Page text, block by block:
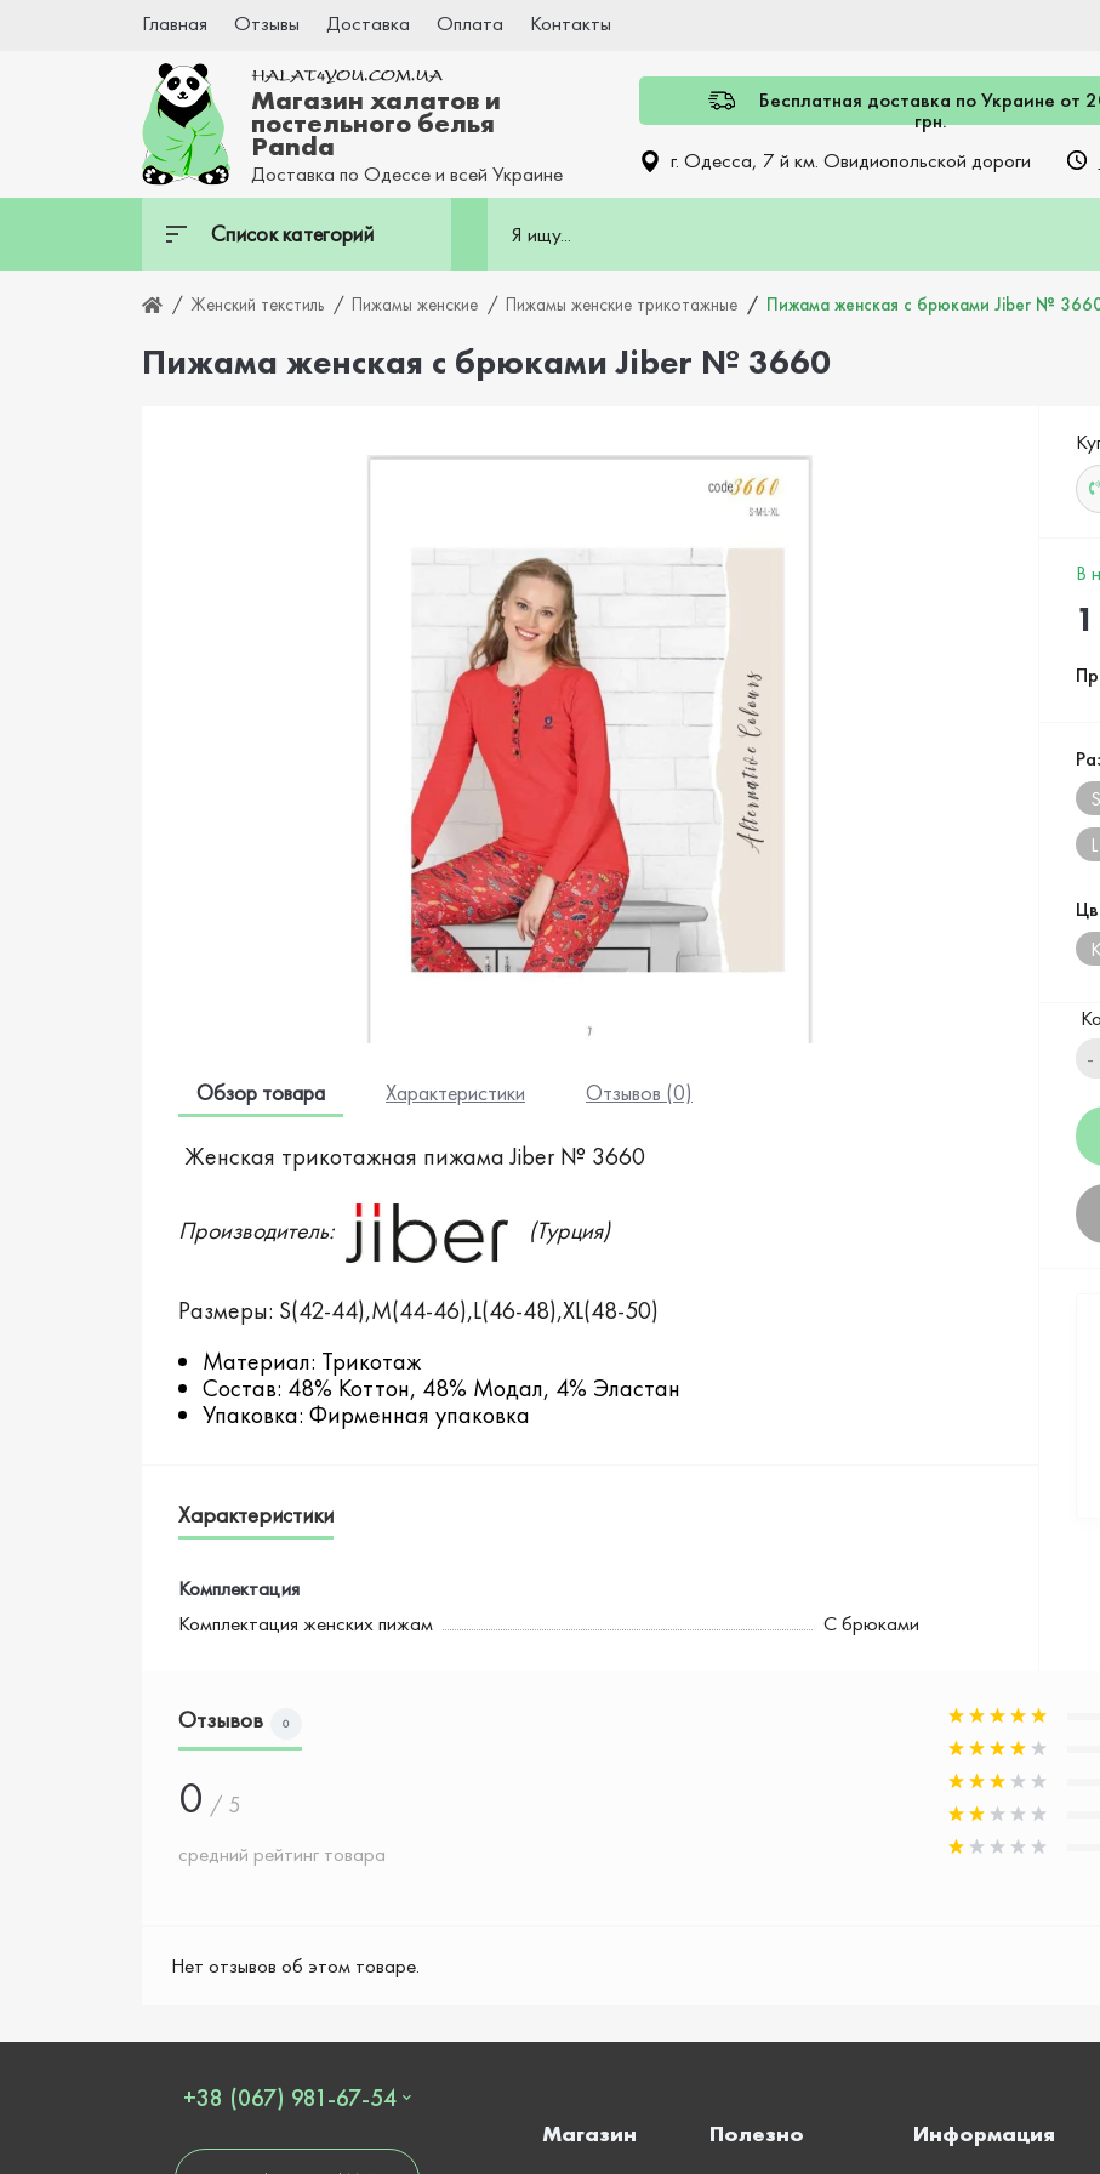
Главная Отзывы Доставка Оплата Контакты
Магазин халатов и
постельного белья
Panda
Доставка по Одессе и всей Украине
Бесплатная доставка по Украине от
грн.
г. Одесса, 7 й км. Овидиопольской дороги
Список категорий
Женский текстиль Пижамы женские Пижамы женские трикотажные Пижама женская с брюками Jiber №
Пижама женская с брюками Jiber № 3660
Обзор товара Характеристики Отзывов (0)
Женская трикотажная пижама Jiber № 3660
Производитель: (Турция)
Размеры: S(42-44),M(44-46),L(46-48),XL(48-50)
Материал: Трикотаж
Состав: 48% Коттон, 48% Модал, 4% Эластан
Упаковка: Фирменная упаковка
Характеристики
Комплектация
Комплектация женских пижам
С брюками
В
-
Отзывов 0
0 / 5
средний рейтинг товара
Нет отзывов об этом товаре.
+38 (067) 981-67-54
Магазин Полезно Информация